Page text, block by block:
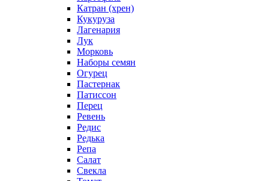
Катран (хрен)
Кукуруза
Лагенария
Лук
Морковь
Наборы семян
Огурец
Пастернак
Патиссон
Перец
Ревень
Редис
Редька
Репа
Салат
Свекла